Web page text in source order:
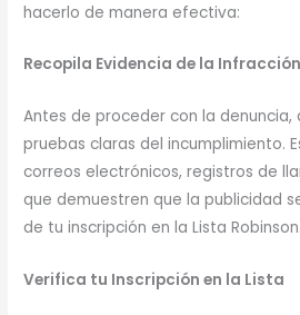
hacerlo de manera efectiva:
Recopila Evidencia de la Infracción
Antes de proceder con la
pruebas claras del incumplimiento.
correos electrónicos, registros de
que demuestren que la publicidad
de tu inscripción en la Lista Robinson.
Verifica tu Inscripción en la Lista